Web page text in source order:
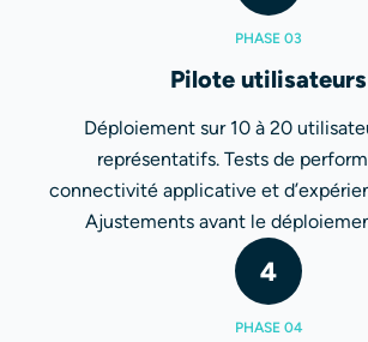
PHASE 03
Pilote utilisateurs
Déploiement sur 10 à 20
représentatifs. Tests de
connectivité applicative et
Ajustements avant le
4
PHASE 04